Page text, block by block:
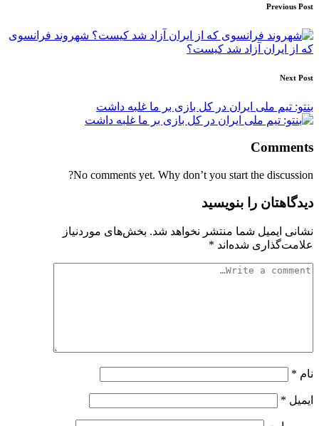
Post
navigation
Previous Post
شهروند فرانسوی
که از ایران آزاد شد کیست؟
Next Post
بنتو: تیم ملی ایران در کل بازی بر ما غلبه داشت
Comments
No comments yet. Why don’t you start the discussion?
دیدگاهتان را بنویسید
نشانی ایمیل شما منتشر نخواهد شد. بخش‌های موردنیاز
علامت‌گذاری شده‌اند *
نام *
ایمیل *